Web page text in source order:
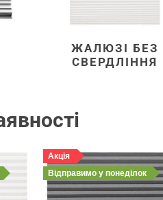
ЖАЛЮЗІ БЕЗ
СВЕРДЛІННЯ
Акція
Відправимо у понеділок